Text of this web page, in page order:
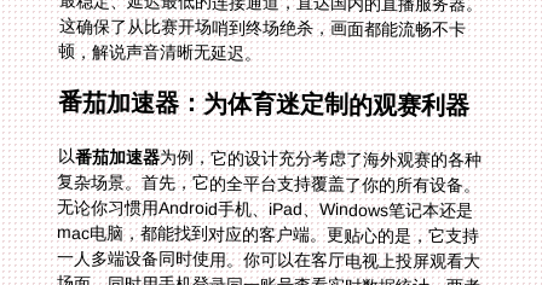
顿，解说声音清晰无延迟。
番茄加速器：为体育迷定制的观赛利器
以番茄加速器为例，它的设计充分考虑了海外观赛的各种
复杂场景。首先，它的全平台支持覆盖了你的所有设备。
无论你习惯用Android手机、iPad、Windows笔记本还是
mac电脑，都能找到对应的客户端。更贴心的是，它支持
一人多端设备同时使用。你可以在客厅电视上投屏观看大
场面，同时用手机登录同一账号查看实时数据统计，两者